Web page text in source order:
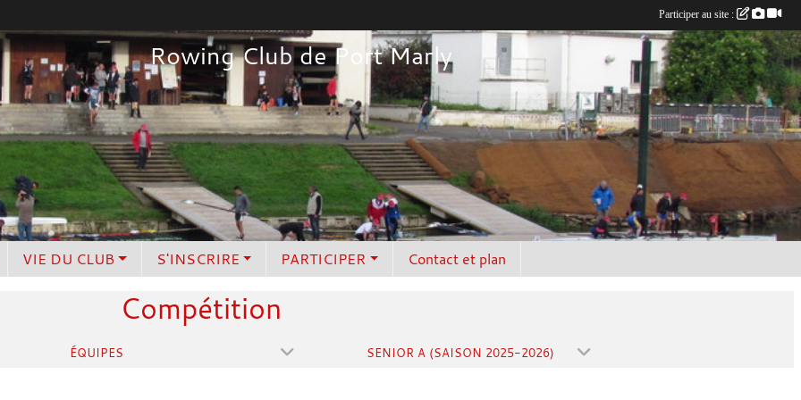
Rowing Club de Port Marly
VIE DU CLUB S'INSCRIRE PARTICIPER Contact et plan
Compétition
ÉQUIPES SENIOR A (SAISON 2025-2026)
Participer au site :